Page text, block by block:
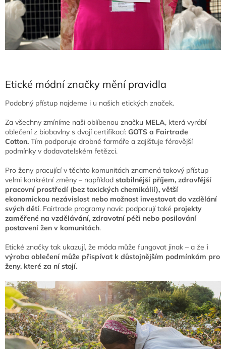
Etické módní značky mění pravidla
Podobný přístup najdeme i u našich etických značek.
Za všechny zmíníme naši oblíbenou značku MELA, která vyrábí
oblečení z biobavlny s dvojí certifikací: GOTS a Fairtrade
Cotton. Tím podporuje drobné farmáře a zajišťuje férovější
podmínky v dodavatelském řetězci.
Pro ženy pracující v těchto komunitách znamená takový přístup
velmi konkrétní změny – například stabilnější příjem, zdravľější
pracovní prostředí (bez toxických chemikálií), větší
ekonomickou nezávislost nebo možnost investovat do vzdělání
svých dětí. Fairtrade programy navíc podporují také projekty
zaměřené na vzdělávání, zdravotní péči nebo posilování
postavení žen v komunitách.
Etické značky tak ukazují, že móda může fungovat jinak – a že i
výroba oblečení může přispívat k důstojnějším podmínkám pro
ženy, které za ní stojí.